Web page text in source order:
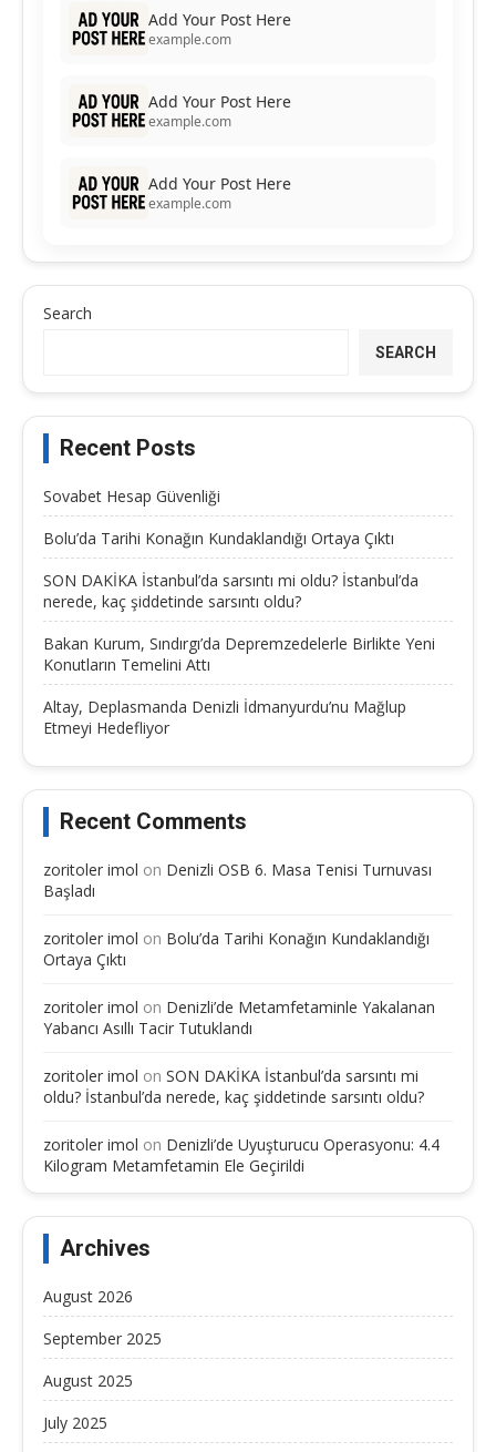
Add Your Post Here
example.com
Add Your Post Here
example.com
Add Your Post Here
example.com
Search
SEARCH
Recent Posts
Sovabet Hesap Güvenliği
Bolu’da Tarihi Konağın Kundaklandığı Ortaya Çıktı
SON DAKİKA İstanbul’da sarsıntı mi oldu? İstanbul’da
nerede, kaç şiddetinde sarsıntı oldu?
Bakan Kurum, Sındırgı’da Depremzedelerle Birlikte Yeni
Konutların Temelini Attı
Altay, Deplasmanda Denizli İdmanyurdu’nu Mağlup
Etmeyi Hedefliyor
Recent Comments
zoritoler imol on Denizli OSB 6. Masa Tenisi Turnuvası
Başladı
zoritoler imol on Bolu’da Tarihi Konağın Kundaklandığı
Ortaya Çıktı
zoritoler imol on Denizli’de Metamfetaminle Yakalanan
Yabancı Asıllı Tacir Tutuklandı
zoritoler imol on SON DAKİKA İstanbul’da sarsıntı mi
oldu? İstanbul’da nerede, kaç şiddetinde sarsıntı oldu?
zoritoler imol on Denizli’de Uyuşturucu Operasyonu: 4.4
Kilogram Metamfetamin Ele Geçirildi
Archives
August 2026
September 2025
August 2025
July 2025